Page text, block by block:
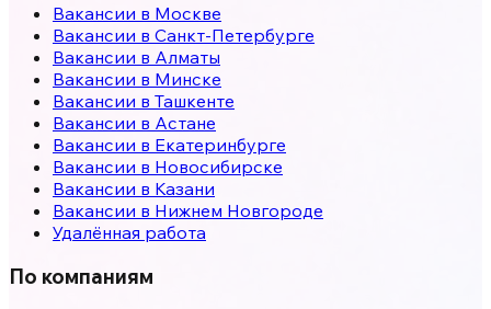
Вакансии в Москве
Вакансии в Санкт-Петербурге
Вакансии в Алматы
Вакансии в Минске
Вакансии в Ташкенте
Вакансии в Астане
Вакансии в Екатеринбурге
Вакансии в Новосибирске
Вакансии в Казани
Вакансии в Нижнем Новгороде
Удалённая работа
По компаниям